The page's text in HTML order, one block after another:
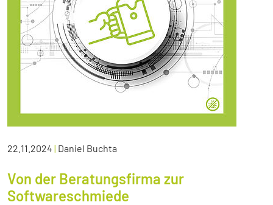
22.11.2024 | Daniel Buchta
Von der Beratungsfirma zur
Softwareschmiede